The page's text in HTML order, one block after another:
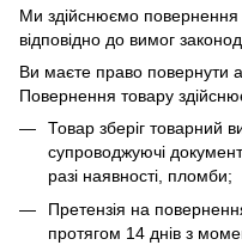
Ми здійснюємо повернення
відповідно до вимог
Ви маєте право повернути
Повернення товару
Товар зберіг товарний
супроводжуючі
разі наявності, пломби;
Претензія на
протягом 14 днів з